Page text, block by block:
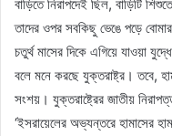
বাড়িতে নিরাপদেই ছিল, বাড়িটি
তাদের ওপর সবকিছু ভেঙে পড়ে
চতুর্থ মাসের দিকে এগিয়ে যাওয়া
বলে মনে করছে যুক্তরাষ্ট্র। তবে,
সংশয়। যুক্তরাষ্ট্রের জাতীয়
‘ইসরায়েলের অভ্যন্তরে হামাসের